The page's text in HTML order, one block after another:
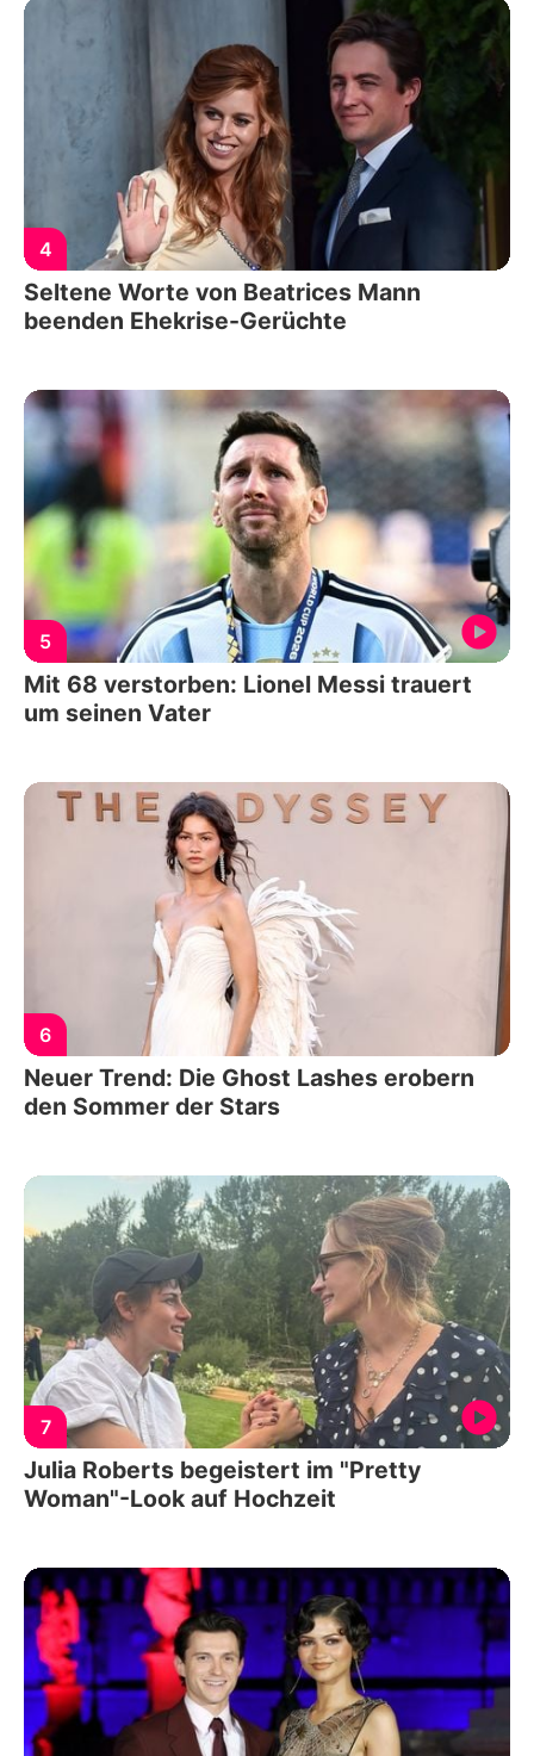
4
Seltene Worte von Beatrices Mann
beenden Ehekrise-Gerüchte
5
Mit 68 verstorben: Lionel Messi trauert
um seinen Vater
6
Neuer Trend: Die Ghost Lashes erobern
den Sommer der Stars
7
Julia Roberts begeistert im "Pretty
Woman"-Look auf Hochzeit